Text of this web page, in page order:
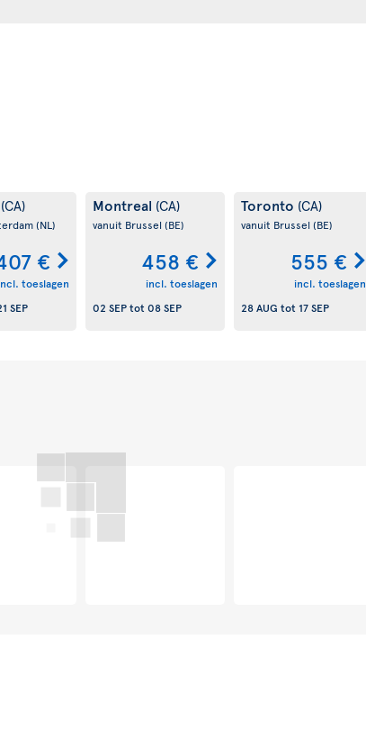
(CA)
(NL)
€
toeslagen
SEP
Montreal (CA)
vanuit Brussel (BE)
458 €
incl. toeslagen
02 SEPtot 08 SEP
Toronto (CA)
vanuit Brussel (BE)
555 €
incl. toeslagen
28 AUG tot 17 SEP
Montreal